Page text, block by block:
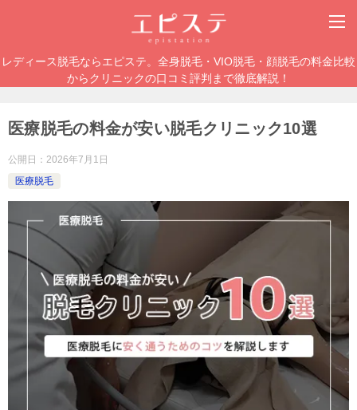
レディース脱毛ならエピステ。全身脱毛・VIO脱毛・顔脱毛の料金比較
からクリニックの口コミ評判まで徹底解説！
医療脱毛の料金が安い脱毛クリニック10選
公開日： 2026年7月1日
医療脱毛